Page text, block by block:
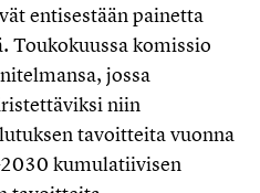
entisestään painetta
Toukokuussa komissio
jossa
niin
tavoitteita vuonna
kumulatiivisen